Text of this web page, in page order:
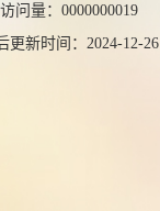
访问量： 0000000019
更新时间： 2024-12-26